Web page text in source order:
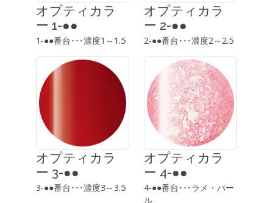
オプティカラ
ー 1-●●
1-●●番台･･･濃度1～1.5
オプティカラ
ー 2-●●
2-●●番台･･･濃度2～2.5
オプティカラ
ー 3-●●
3-●●番台･･･濃度3～3.5
オプティカラ
ー 4-●●
4-●●番台･･･ラメ・パー
ル